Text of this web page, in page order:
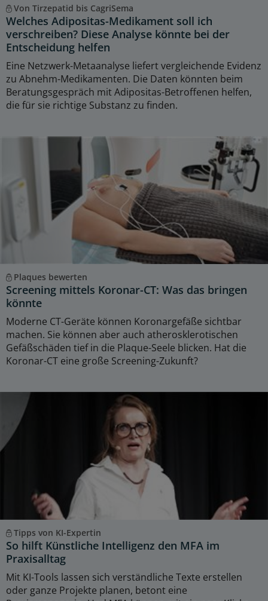
Von Tirzepatid bis CagriSema
Welches Adipositas-Medikament soll ich
verschreiben? Diese Analyse könnte bei der
Entscheidung helfen
Eine Netzwerk-Metaanalyse liefert vergleichende Evidenz
zu Abnehm-Medikamenten. Die Daten könnten beim
Beratungsgespräch mit Adipositas-Betroffenen helfen,
die für sie richtige Substanz zu finden.
Plaques bewerten
Screening mittels Koronar-CT: Was das bringen
könnte
Moderne CT-Geräte können Koronargefäße sichtbar
machen. Sie können aber auch atherosklerotischen
Gefäßschäden tief in die Plaque-Seele blicken. Hat die
Koronar-CT eine große Screening-Zukunft?
Tipps von KI-Expertin
So hilft Künstliche Intelligenz den MFA im
Praxisalltag
Mit KI-Tools lassen sich verständliche Texte erstellen
oder ganze Projekte planen, betont eine